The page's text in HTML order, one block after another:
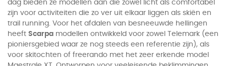
dag bieden ze modellen aan die zowel licht als comfortabel
zijn voor activiteiten die zo ver uit elkaar liggen als skiën en
trail running. Voor het afdalen van besneeuwde hellingen
heeft Scarpa modellen ontwikkeld voor zowel Telemark (een
pioniersgebied waar ze nog steeds een referentie zijn), als
voor skitochten of freerando met het zeer erkende model